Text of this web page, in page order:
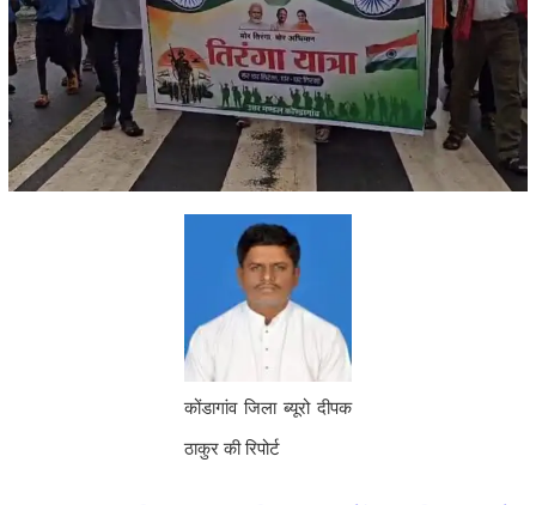
कोंडागांव जिला ब्यूरो दीपक
ठाकुर की रिपोर्ट